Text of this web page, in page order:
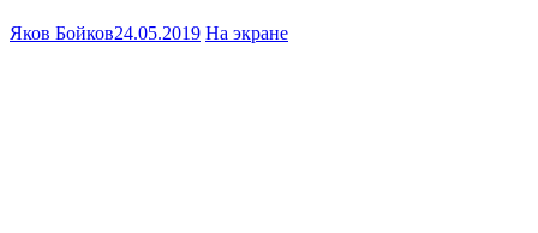
Яков Бойков24.05.2019 На экране